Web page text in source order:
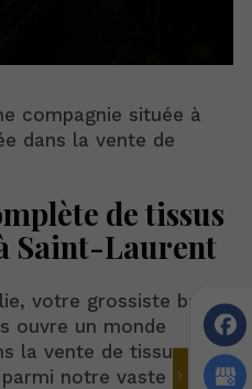
compagnie située à
dans la vente de
de tissus
Saint-Laurent
votre grossiste basé
ouvre un monde
la vente de tissus en
notre vaste